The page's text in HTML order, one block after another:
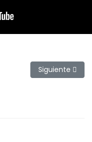
con el guia Alberto
Artículo
Siguiente